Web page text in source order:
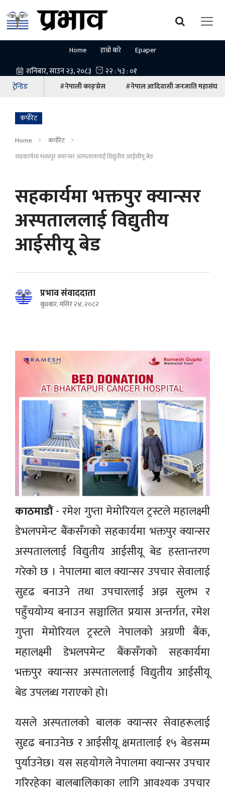
Home हाम्रो बारे Epaper
ट्रेन्डिङ #नेपाली काङ्ग्रेस #नेपाल आदिवासी जनजाति महासंघ
कर्पोरेट
Home
कर्पोरेट
सहकार्यमा भक्तपुर क्यान्सर अस्पताललाई विद्युतीय आईसीयू बेड
सहकार्यमा भक्तपुर क्यान्सर
अस्पताललाई विद्युतीय
आईसीयू बेड
प्रभाव संवाददाता
बुधबार, मंसिर २४, २०८२
काठमाडाैं- रमेश गुप्ता मेमोरियल ट्रस्टले महालक्ष्मी
डेभलपमेन्ट बैंकसँगको सहकार्यमा भक्तपुर क्यान्सर
अस्पताललाई विद्युतीय आईसीयू बेड हस्तान्तरण
गरेकाे छ । नेपालमा बाल क्यान्सर उपचार सेवालाई
सुदृढ बनाउने तथा उपचारलाई अझ सुलभ र
पहुँचयोग्य बनाउन सञ्चालित प्रयास अन्तर्गत, रमेश
गुप्ता मेमोरियल ट्रस्टले नेपालको अग्रणी बैंक,
महालक्ष्मी डेभलपमेन्ट बैंकसँगको सहकार्यमा
भक्तपुर क्यान्सर अस्पताललाई विद्युतीय आईसीयू
बेड उपलब्ध गराएकाे हाे।
यसले अस्पतालको बालक क्यान्सर सेवाहरूलाई
सुदृढ बनाउनेछ र आईसीयू क्षमतालाई १५ बेडसम्म
पुर्याउनेछ। यस सहयोगले नेपालमा क्यान्सर उपचार
गरिरहेका बालबालिकाका लागि आवश्यक उपचार